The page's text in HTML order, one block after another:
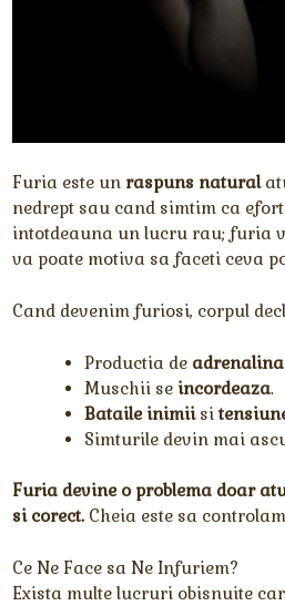
Furia este un raspuns natural
nedrept sau cand simtim ca
intotdeauna un lucru rau; furia
va poate motiva sa faceti ceva
Cand devenim furiosi, corpul
Productia de adrenalina
Muschii se incordeaza.
Bataile inimiisi
Simturile devin mai
Furia devine o problema doar
si corect. Cheia este sa
Ce Ne Face sa Ne Infuriem?
Exista multe lucruri obisnuite